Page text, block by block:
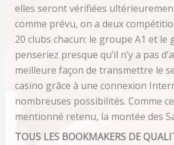
elles seront vérifiées
comme prévu, on a deux
20 clubs chacun: le groupe A1 et le
penseriez presque qu’il n’y a pas
meilleure façon de transmettre le
casino grâce à une connexion
nombreuses possibilités. Comme
mentionné retenu, la montée des
TOUS LES BOOKMAKERS DE